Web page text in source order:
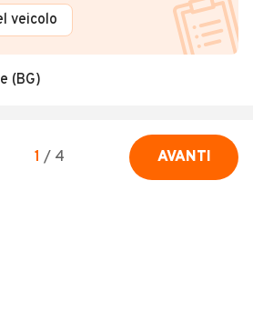
veicolo
(BG)
1 / 4 AVANTI